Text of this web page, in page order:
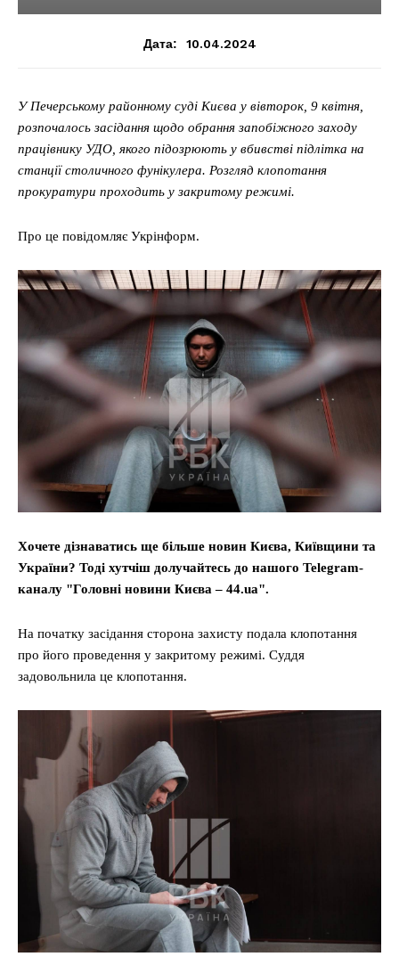
Дата: 10.04.2024
У Печерському районному суді Києва у вівторок, 9 квітня,
розпочалось засідання щодо обрання запобіжного заходу
працівнику УДО, якого підозрюють у вбивстві підлітка на
станції столичного фунікулера. Розгляд клопотання
прокуратури проходить у закритому режимі.
Про це повідомляє Укрінформ.
Хочете дізнаватись ще більше новин Києва, Київщини та
України? Тоді хутчіш долучайтесь до нашого Telegram-
каналу "Головні новини Києва – 44.ua".
На початку засідання сторона захисту подала клопотання
про його проведення у закритому режимі. Суддя
задовольнила це клопотання.